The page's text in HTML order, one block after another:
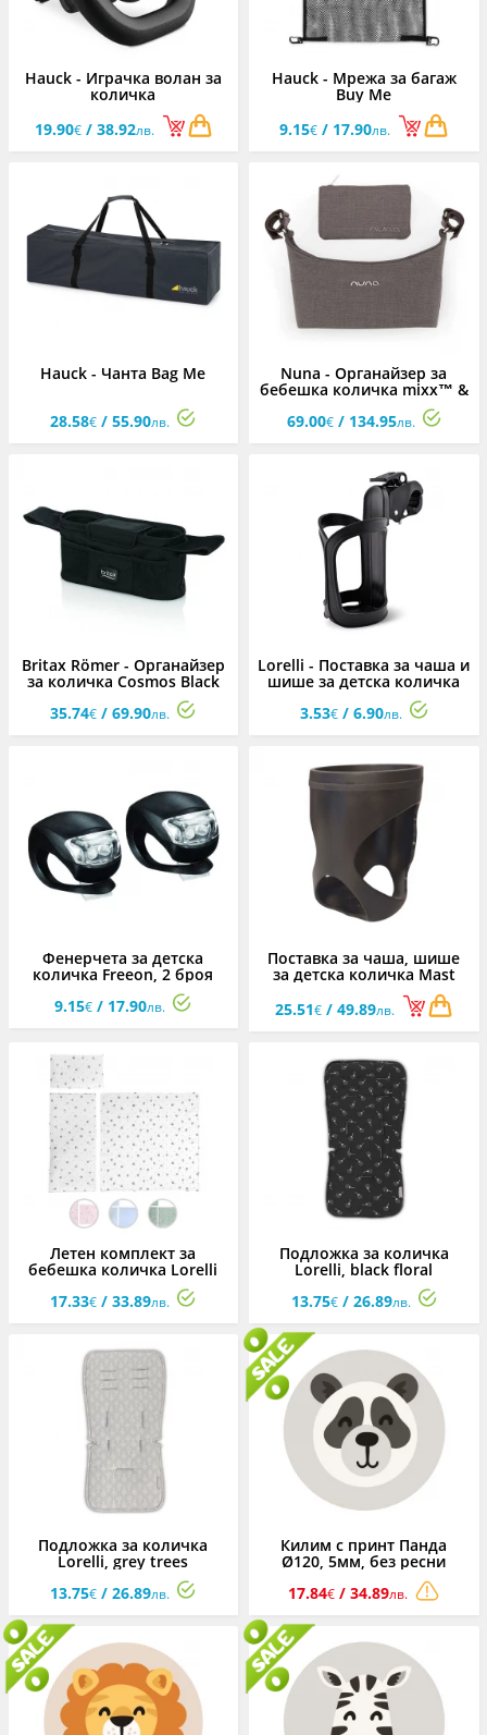
Hauck - Играчка волан за
количка
19.90€/ 38.92лв.
Hauck - Мрежа за багаж
Buy Me
9.15€ / 17.90лв.
Hauck - Чанта Bag Me
28.58€ / 55.90лв.
Nuna - Органайзер за
бебешка количка mixx™ &
demi™ series, Chestnut
69.00€/ 134.95лв.
Britax Römer - Органайзер
за количка Cosmos Black
35.74€ / 69.90лв.
Lorelli - Поставка за чаша и
шише за детска количка
3.53€/ 6.90лв.
Фенерчета за детска
количка Freeon, 2 броя
9.15€ / 17.90лв.
Поставка за чаша, шише
за детска количка Mast
25.51€ / 49.89лв.
Летен комплект за
бебешка количка Lorelli
Text Ранфорс, асортимент
17.33€ / 33.89лв.
Подложка за количка
Lorelli, black floral
13.75€/ 26.89лв.
Подложка за количка
Lorelli, grey trees
13.75€ / 26.89лв.
Килим с принт Панда
Ø120, 5мм, без ресни
17.84€ / 34.89лв.